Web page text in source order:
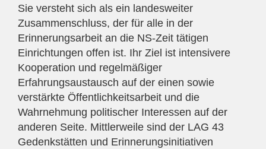
Sie versteht sich als ein landesweiter
Zusammenschluss, der für alle in der
Erinnerungsarbeit an die NS-Zeit tätigen
Einrichtungen offen ist. Ihr Ziel ist intensivere
Kooperation und regelmäßiger
Erfahrungsaustausch auf der einen sowie
verstärkte Öffentlichkeitsarbeit und die
Wahrnehmung politischer Interessen auf der
anderen Seite. Mittlerweile sind der LAG 43
Gedenkstätten und Erinnerungsinitiativen